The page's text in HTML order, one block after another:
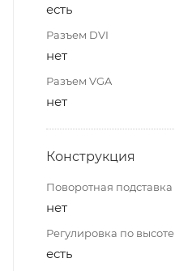
есть
Разъем DVI
нет
Разъем VGA
нет
Конструкция
Поворотная подставка
нет
Регулировка по высоте
есть